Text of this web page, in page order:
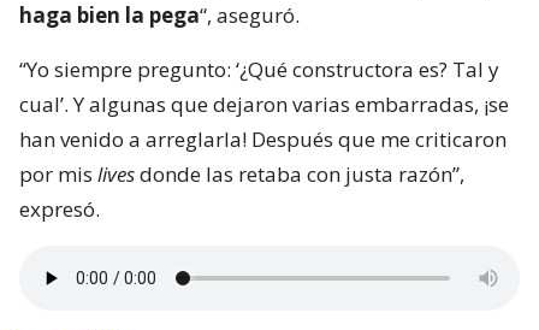
haga bien la pega“, aseguró.
“Yo siempre pregunto: ‘¿Qué constructora es? Tal y
cual’. Y algunas que dejaron varias embarradas, ¡se
han venido a arreglarla! Después que me criticaron
por mis livesdonde las retaba con justa razón”,
expresó.